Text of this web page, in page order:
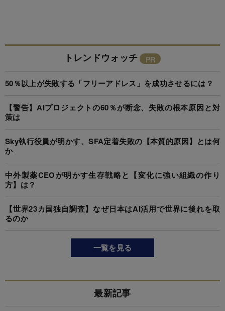
トレンドウォッチ
50％以上が失敗する「フリーアドレス」を成功させるには？
【警告】AIプロジェクトの60％が断念、失敗の根本原因と対
策は
Sky執行役員が明かす、SFA定着失敗の【本質的原因】とは何
か
中外製薬CEOが明かす生存戦略と【変化に強い組織の作り
方】は？
【世界23カ国独自調査】なぜ日本はAI活用で世界に後れを取
るのか
一覧を見る
最新記事